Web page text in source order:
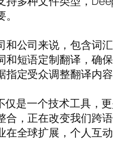
和公司来说，包含词
和短语定制翻译，确
指定受众调整翻译内
仅是一个技术工具，
合，正在改变我们跨
在全球扩展，个人互